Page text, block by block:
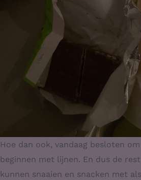
Hoe dan ook, vandaag besloten
beginnen met lijnen. En dus de
kunnen snaaien en snacken met